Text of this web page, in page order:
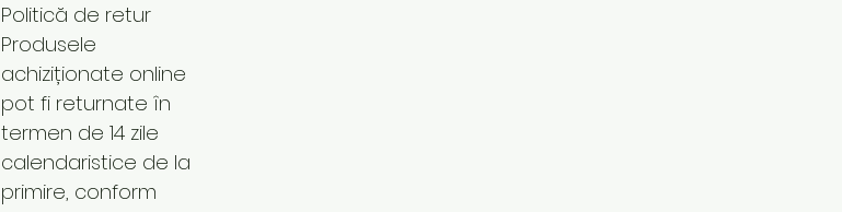
Politică de retur
Produsele
achiziționate online
pot fi returnate în
termen de 14 zile
calendaristice de la
primire, conform